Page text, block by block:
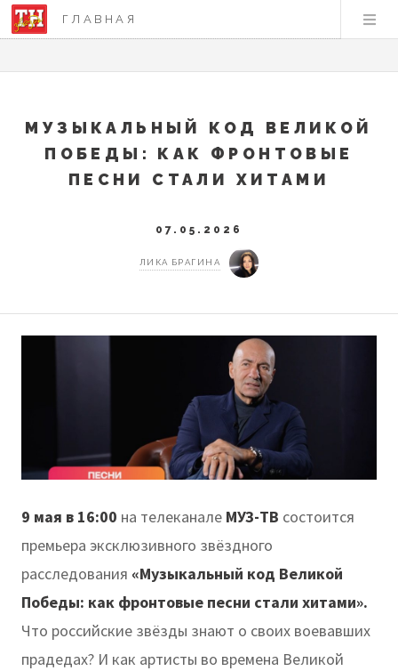
ГЛАВНАЯ
МУЗЫКАЛЬНЫЙ КОД ВЕЛИКОЙ
ПОБЕДЫ: КАК ФРОНТОВЫЕ
ПЕСНИ СТАЛИ ХИТАМИ
07.05.2026
ЛИКА БРАГИНА
9 мая в 16:00 на телеканале МУЗ-ТВ состоится
премьера эксклюзивного звёздного
расследования «Музыкальный код Великой
Победы: как фронтовые песни стали хитами».
Что российские звёзды знают о своих воевавших
прадедах? И как артисты во времена Великой